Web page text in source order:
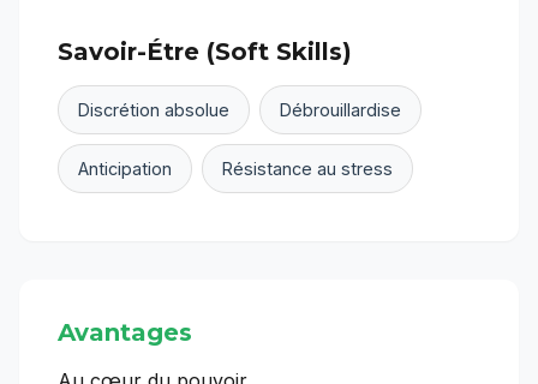
Savoir-Étre (Soft Skills)
Discrétion absolue Débrouillardise
Anticipation Résistance au stress
Avantages